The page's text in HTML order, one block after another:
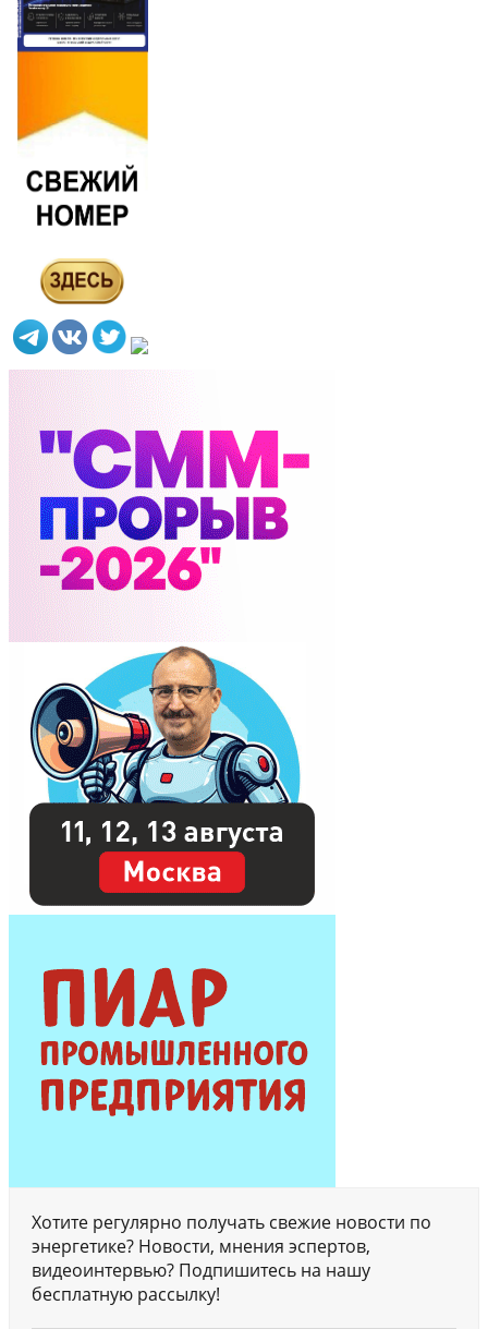
Хотите регулярно получать свежие новости по
энергетике? Новости, мнения эспертов,
видеоинтервью? Подпишитесь на нашу
бесплатную рассылку!